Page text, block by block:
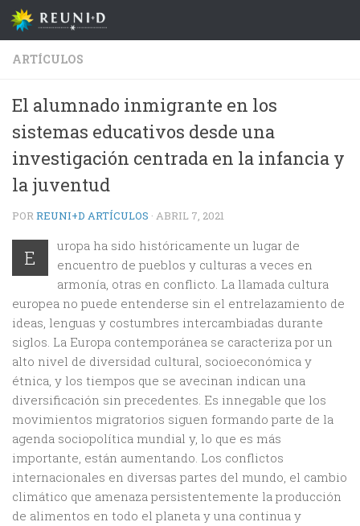
Saltar al contenido
ARTÍCULOS
El alumnado inmigrante en los
sistemas educativos desde una
investigación centrada en la infancia y
la juventud
PORREUNI+D ARTÍCULOS · ABRIL 7, 2021
E
uropa ha sido históricamente un lugar de
encuentro de pueblos y culturas a veces en
armonía, otras en conflicto. La llamada cultura
europea no puede entenderse sin el entrelazamiento de
ideas, lenguas y costumbres intercambiadas durante
siglos. La Europa contemporánea se caracteriza por un
alto nivel de diversidad cultural, socioeconómica y
étnica, y los tiempos que se avecinan indican una
diversificación sin precedentes. Es innegable que los
movimientos migratorios siguen formando parte de la
agenda sociopolítica mundial y, lo que es más
importante, están aumentando. Los conflictos
internacionales en diversas partes del mundo, el cambio
climático que amenaza persistentemente la producción
de alimentos en todo el planeta y una continua y